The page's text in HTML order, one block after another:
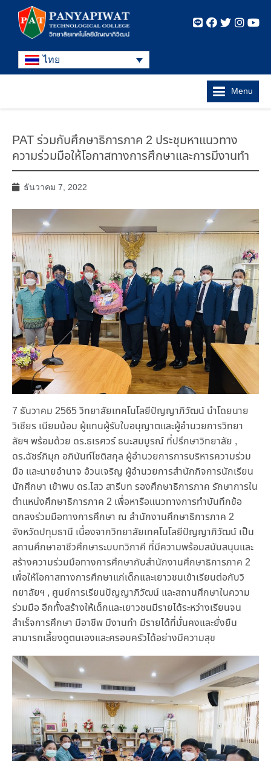
ไทย
Menu
PAT ร่วมกับศึกษาธิการภาค 2 ประชุมหาแนวทาง
ความร่วมมือให้โอกาสทางการศึกษาและการมีงานทำ
ธันวาคม 7, 2022
7 ธันวาคม 2565 วิทยาลัยเทคโนโลยีปัญญาภิวัฒน์ นำโดยนาย
วิเชียร เนียมน้อม ผู้แทนผู้รับใบอนุญาตและผู้อำนวยการวิทยา
ลัยฯ พร้อมด้วย ดร.ธเรศวร์ ธนะสมบูรณ์ ที่ปรึกษาวิทยาลัย ,
ดร.ฉัชร์ภิมุก อภินันท์โชติสกุล ผู้อำนวยการการบริหารความร่วม
มือ และนายอำนาจ อ้วนเจริญ ผู้อำนวยการสำนักกิจการนักเรียน
นักศึกษา เข้าพบ ดร.ไสว สารีบท รองศึกษาธิการภาค รักษาการใน
ตำแหน่งศึกษาธิการภาค 2 เพื่อหารือแนวทางการทำบันทึกข้อ
ตกลงร่วมมือทางการศึกษา ณ สำนักงานศึกษาธิการภาค 2
จังหวัดปทุมธานี เนื่องจากวิทยาลัยเทคโนโลยีปัญญาภิวัฒน์ เป็น
สถานศึกษาอาชีวศึกษาระบบทวิภาคี ที่มีความพร้อมสนับสนุนและ
สร้างความร่วมมือทางการศึกษากับสำนักงานศึกษาธิการภาค 2
เพื่อให้โอกาสทางการศึกษาแก่เด็กและเยาวชนเข้าเรียนต่อกับวิ
ทยาลัยฯ , ศูนย์การเรียนปัญญาภิวัฒน์ และสถานศึกษาในความ
ร่วมมือ อีกทั้งสร้างให้เด็กและเยาวชนมีรายได้ระหว่างเรียนจน
สำเร็จการศึกษา มีอาชีพ มีงานทำ มีรายได้ที่มั่นคงและยั่งยืน
สามารถเลี้ยงดูตนเองและครอบครัวได้อย่างมีความสุข